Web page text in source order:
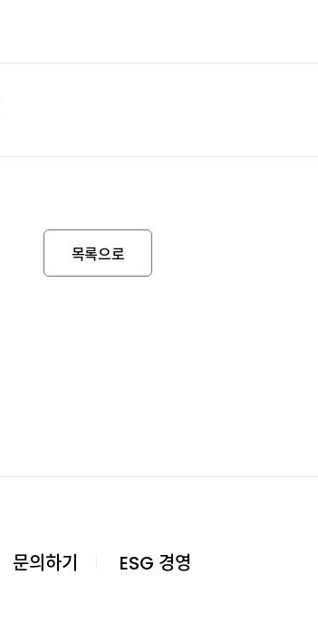
목록으로
문의하기 ESG 경영